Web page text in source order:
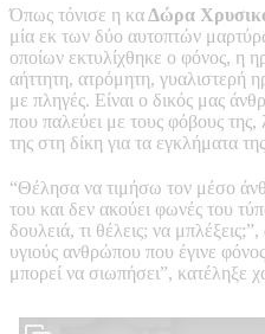
Όπως τόνισε η καΔώρα
μία εκ των δύο αυτοπτών
οποίων εκτυλίχθηκε ο φόνος, η
αήττητη, ατρόμητη, γυαλιστερή
με πληγές. Είναι ο δικός μας
που παλεύει με τους φόβους της,
της στη δίκη για τα εγκλήματα
“Θέλησα να τιμήσω τον μέσο
του και δεν ακούει φωνές του
δουλειά, τι θέλεις; να
υγιούς ανθρώπου που έγινε
μπορεί να σιωπήσει”, κατέληξε